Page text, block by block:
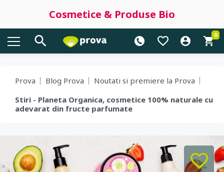
Cosmetice & Produse Bio
0
Prova Blog Prova
Noutati si premiere la Prova
Stiri - Planeta Organica, cosmetice 100% naturale cu
adevarat din fructe parfumate